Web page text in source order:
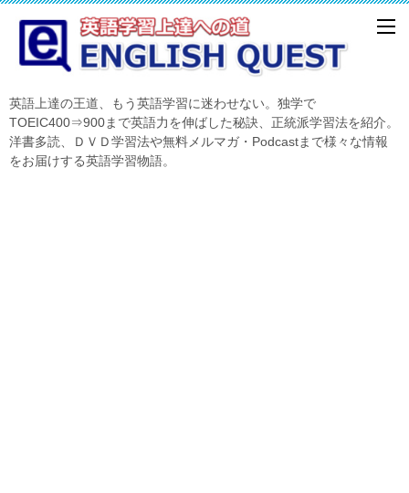
英語上達の王道、もう英語学習に迷わせない。独学で
TOEIC400⇒900まで英語力を伸ばした秘訣、正統派学習法を紹介。
洋書多読、ＤＶＤ学習法や無料メルマガ・Podcastまで様々な情報
をお届けする英語学習物語。